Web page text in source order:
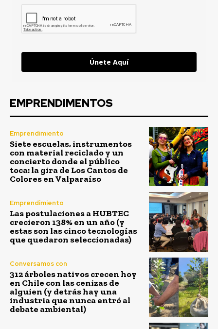
Únete Aquí
EMPRENDIMENTOS
Emprendimiento
Siete escuelas, instrumentos
con material reciclado y un
concierto donde el público
toca: la gira de Los Cantos de
Colores en Valparaíso
Emprendimiento
Las postulaciones a HUBTEC
crecieron 138% en un año (y
estas son las cinco tecnologías
que quedaron seleccionadas)
Conversamos con
312 árboles nativos crecen hoy
en Chile con las cenizas de
alguien (y detrás hay una
industria que nunca entró al
debate ambiental)